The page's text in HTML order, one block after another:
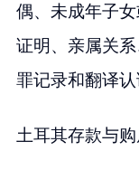
偶、未成年子
证明、亲属关
罪记录和翻译认
土耳其存款与